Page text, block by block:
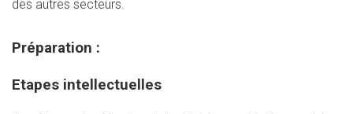
des autres secteurs.
Préparation :
Etapes intellectuelles